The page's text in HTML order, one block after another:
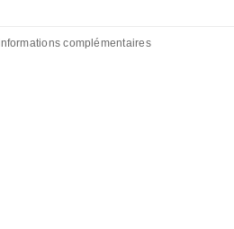
Informations complémentaires